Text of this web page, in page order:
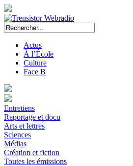
Actus
À l’École
Culture
Face B
Entretiens
Reportage et docu
Arts et lettres
Sciences
Médias
Création et fiction
Toutes les émissions